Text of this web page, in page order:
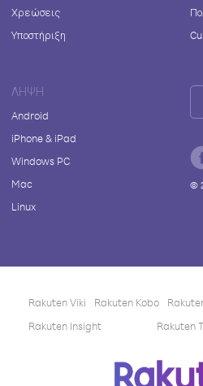
Χρεώσεις
Υποστήριξη
ΛΉΨΗ
Android
iPhone & iPad
Windows PC
Mac
Linux
©
Rakuten Viki Rakuten Kobo
Rakuten Insight
Rakuten